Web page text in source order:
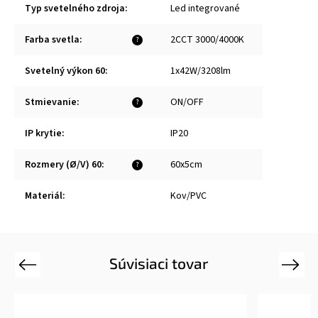
Typ svetelného zdroja: Led integrované
?
Farba svetla: 2CCT 3000/4000K
Svetelný výkon 60: 1x42W/3208lm
?
Stmievanie: ON/OFF
IP krytie: IP20
?
Rozmery (Ø/V) 60: 60x5cm
Materiál: Kov/PVC
Súvisiaci tovar
Previous Next